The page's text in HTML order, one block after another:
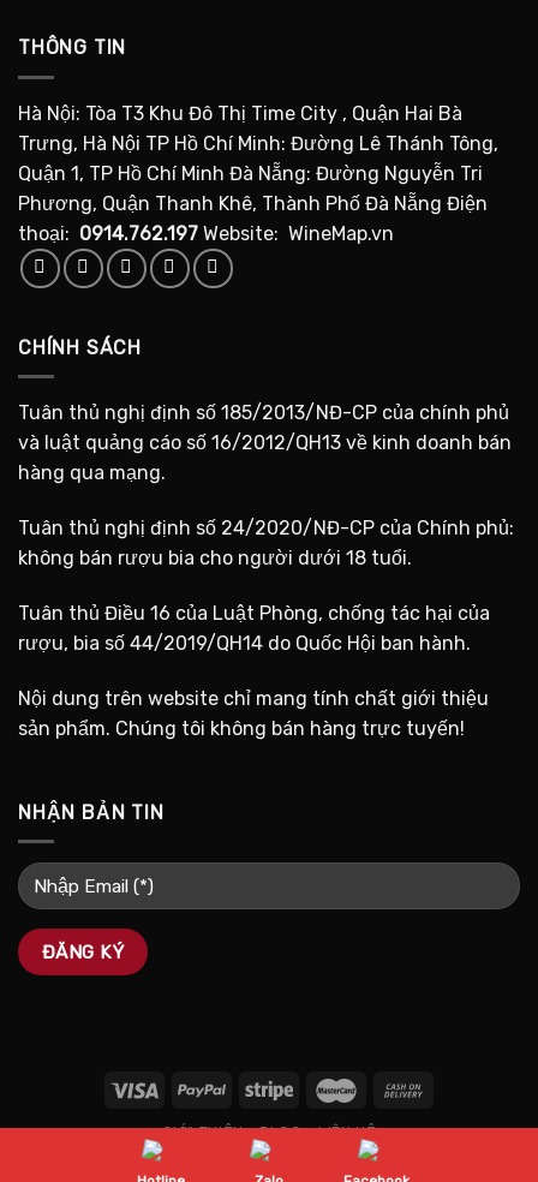
THÔNG TIN
Hà Nội: Tòa T3 Khu Đô Thị Time City , Quận Hai Bà
Trưng, Hà Nội TP Hồ Chí Minh: Đường Lê Thánh Tông,
Quận 1, TP Hồ Chí Minh Đà Nẵng: Đường Nguyễn Tri
Phương, Quận Thanh Khê, Thành Phố Đà Nẵng Điện
thoại: 0914.762.197 Website: WineMap.vn
CHÍNH SÁCH
Tuân thủ nghị định số 185/2013/NĐ-CP của chính phủ
và luật quảng cáo số 16/2012/QH13 về kinh doanh bán
hàng qua mạng.
Tuân thủ nghị định số 24/2020/NĐ-CP của Chính phủ:
không bán rượu bia cho người dưới 18 tuổi.
Tuân thủ Điều 16 của Luật Phòng, chống tác hại của
rượu, bia số 44/2019/QH14 do Quốc Hội ban hành.
Nội dung trên website chỉ mang tính chất giới thiệu
sản phẩm. Chúng tôi không bán hàng trực tuyến!
NHẬN BẢN TIN
GIỚI THIỆU BLOG LIÊN HỆ
Copyright 2026 © WineMap.vn